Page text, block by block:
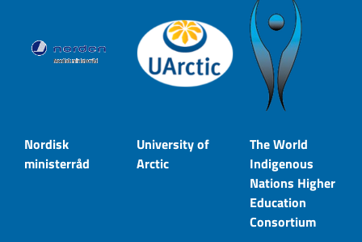
Nordisk
ministerråd
University of
Arctic
The World
Indigenous
Nations Higher
Education
Consortium